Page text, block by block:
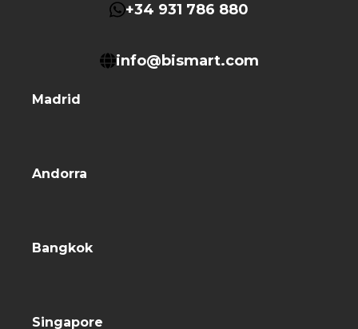
+34 931 786 880
info@bismart.com
Madrid
Andorra
Bangkok
Singapore